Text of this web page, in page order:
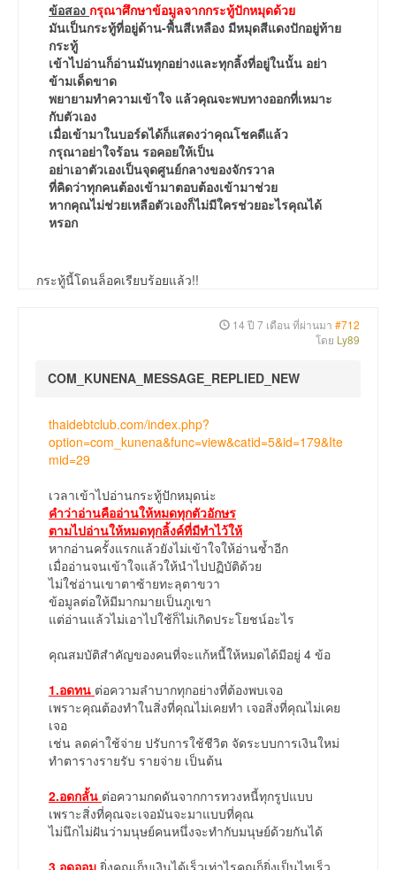
ข้อสอง กรุณาศึกษาข้อมูลจากกระทู้ปักหมุดด้วย
มันเป็นกระทู้ที่อยู่ด้าน-พื้นสีเหลือง มีหมุดสีแดงปักอยู่ท้าย
กระทู้
เข้าไปอ่านก็อ่านมันทุกอย่างและทุกลิ้งที่อยู่ในนั้น อย่า
ข้ามเด็ดขาด
พยายามทำความเข้าใจ แล้วคุณจะพบทางออกที่เหมาะ
กับตัวเอง
เมื่อเข้ามาในบอร์ดได้ก็แสดงว่าคุณโชคดีแล้ว
กรุณาอย่าใจร้อน รอคอยให้เป็น
อย่าเอาตัวเองเป็นจุดศูนย์กลางของจักรวาล
ที่คิดว่าทุกคนต้องเข้ามาตอบต้องเข้ามาช่วย
หากคุณไม่ช่วยเหลือตัวเองก็ไม่มีใครช่วยอะไรคุณได้
หรอก
กระทู้นี้โดนล็อคเรียบร้อยแล้ว!!
14 ปี 7 เดือน ที่ผ่านมา #712
โดย Ly89
COM_KUNENA_MESSAGE_REPLIED_NEW
thaidebtclub.com/index.php?
option=com_kunena&func=view&catid=5&id=179&Ite
mid=29
เวลาเข้าไปอ่านกระทู้ปักหมุดน่ะ
คำว่าอ่านคืออ่านให้หมดทุกตัวอักษร
ตามไปอ่านให้หมดทุกลิ้งค์ที่มีทำไว้ให้
หากอ่านครั้งแรกแล้วยังไม่เข้าใจให้อ่านซ้ำอีก
เมื่ออ่านจนเข้าใจแล้วให้นำไปปฏิบัติด้วย
ไม่ใช่อ่านเขาตาซ้ายทะลุตาขวา
ข้อมูลต่อให้มีมากมายเป็นภูเขา
แต่อ่านแล้วไม่เอาไปใช้ก็ไม่เกิดประโยชน์อะไร
คุณสมบัติสำคัญของคนที่จะแก้หนี้ให้หมดได้มีอยู่ 4 ข้อ
1.อดทน ต่อความลำบากทุกอย่างที่ต้องพบเจอ
เพราะคุณต้องทำในสิ่งที่คุณไม่เคยทำ เจอสิ่งที่คุณไม่เคย
เจอ
เช่น ลดค่าใช้จ่าย ปรับการใช้ชีวิต จัดระบบการเงินใหม่
ทำตารางรายรับ รายจ่าย เป็นต้น
2.อดกลั้น ต่อความกดดันจากการทวงหนี้ทุกรูปแบบ
เพราะสิ่งที่คุณจะเจอมันจะมาแบบที่คุณ
ไม่นึกไม่ฝันว่ามนุษย์คนหนึ่งจะทำกับมนุษย์ด้วยกันได้